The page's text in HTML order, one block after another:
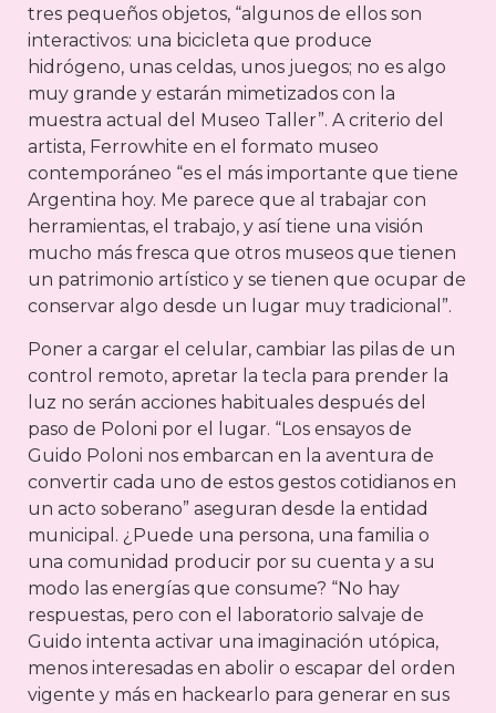
tres pequeños objetos, “algunos de ellos son
interactivos: una bicicleta que produce
hidrógeno, unas celdas, unos juegos; no es algo
muy grande y estarán mimetizados con la
muestra actual del Museo Taller”. A criterio del
artista, Ferrowhite en el formato museo
contemporáneo “es el más importante que tiene
Argentina hoy. Me parece que al trabajar con
herramientas, el trabajo, y así tiene una visión
mucho más fresca que otros museos que tienen
un patrimonio artístico y se tienen que ocupar de
conservar algo desde un lugar muy tradicional”.
Poner a cargar el celular, cambiar las pilas de un
control remoto, apretar la tecla para prender la
luz no serán acciones habituales después del
paso de Poloni por el lugar. “Los ensayos de
Guido Poloni nos embarcan en la aventura de
convertir cada uno de estos gestos cotidianos en
un acto soberano” aseguran desde la entidad
municipal. ¿Puede una persona, una familia o
una comunidad producir por su cuenta y a su
modo las energías que consume? “No hay
respuestas, pero con el laboratorio salvaje de
Guido intenta activar una imaginación utópica,
menos interesadas en abolir o escapar del orden
vigente y más en hackearlo para generar en sus